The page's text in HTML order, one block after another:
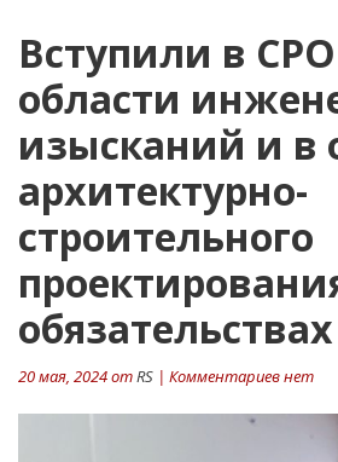
Вступили в
области
изысканий и в
архитектурно-
строительного
обязательствах
20 мая, 2024 отRS | Комментариев нет